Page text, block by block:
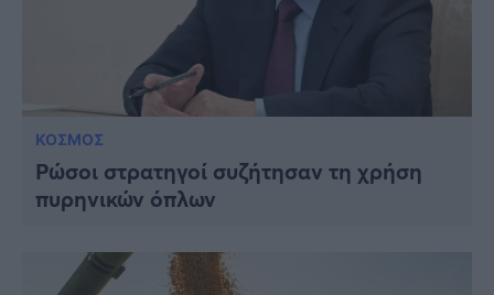
ΚΟΣΜΟΣ
Ρώσοι στρατηγοί συζήτησαν τη χρήση
πυρηνικών όπλων